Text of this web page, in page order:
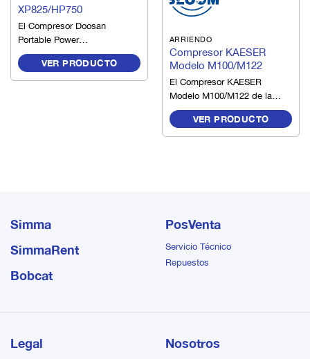
XP825/HP750
El Compresor Doosan
Portable Power
XP825/HP750 es un equipo
versatil que ofrece
presiones duales con un
VER PRODUCTO
ARRIENDO
Compresor KAESER
Modelo M100/M122
El Compresor KAESER
Modelo M100/M122 de la
línea MOBILAIR es una
equipo que cuenta con 4
salidas de aire compirmido
central eléctrica de aire
VER PRODUCTO
Simma
SimmaRent
Bobcat
PosVenta
Servicio Técnico
Repuestos
Legal Nosotros